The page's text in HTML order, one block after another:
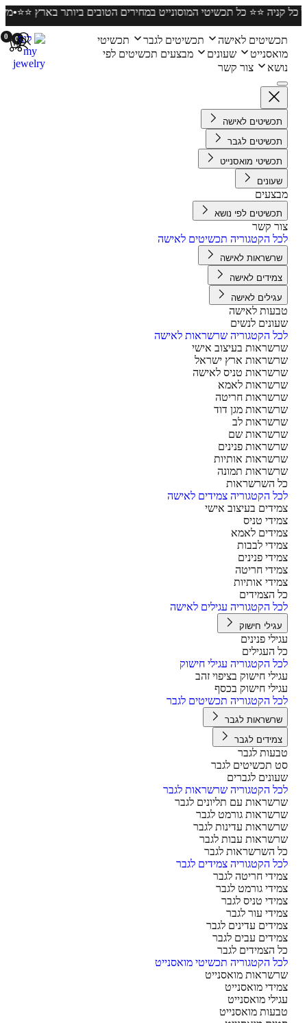
חינם על כל קניה ⭐️⭐️ כל תכשיטי המוסונייט במחירים הטובים ביותר
0 0 לאישה תכשיטים לגבר
תכשיטי
שעונים מבצעים תכשיטים לפי
צור קשר
תכשיטים לאישה
תכשיטים לגבר
תכשיטי מואסנייט
תכשיטים לפי נושא
קשר
הקטגוריה תכשיטים לאישה
שרשראות לאישה
צמידים לאישה
עגילים לאישה
לאישה
לנשים
הקטגוריה שרשראות לאישה
בעיצוב אישי
ארץ ישראל
טניס לאישה
לאמא
חריטה
מגן דוד
לב
שם
פנינים
אותיות
תמונה
השרשראות
הקטגוריה צמידים לאישה
בעיצוב אישי
טניס
לאמא
לבבות
פנינים
חריטה
אותיות
הצמידים
הקטגוריה עגילים לאישה
עגילי חישוק
פנינים
העגילים
הקטגוריה עגילי חישוק
חישוק בציפוי זהב
חישוק בכסף
הקטגוריה תכשיטים לגבר
שרשראות לגבר
צמידים לגבר
לגבר
תכשיטים לגבר
לגברים
הקטגוריה שרשראות לגבר
עם תליונים לגבר
גורמט לגבר
עדינות לגבר
עבות לגבר
השרשראות לגבר
הקטגוריה צמידים לגבר
חריטה לגבר
גורמט לגבר
טניס לגבר
עור לגבר
עדינים לגבר
עבים לגבר
הצמידים לגבר
הקטגוריה תכשיטי מואסנייט
מואסנייט
מואסנייט
מואסנייט
מואסנייט